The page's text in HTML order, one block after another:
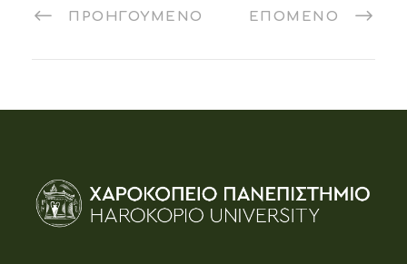
ΠΡΟΗΓΟΎΜΕΝΟ ΕΠΌΜΕΝΟ